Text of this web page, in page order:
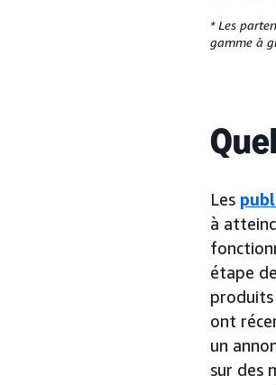
* Les
gamme à
Les
à
étape
produits
ont
un
sur des